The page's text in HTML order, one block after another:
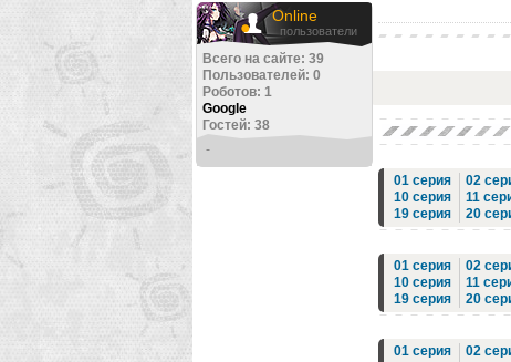
Online
пользователи
Всего на сайте: 39
Пользователей: 0
Роботов: 1
Google
Гостей: 38
-
01 серия
02
10 серия
11
19 серия
20
01 серия
02
10 серия
11
19 серия
20
01 серия
02